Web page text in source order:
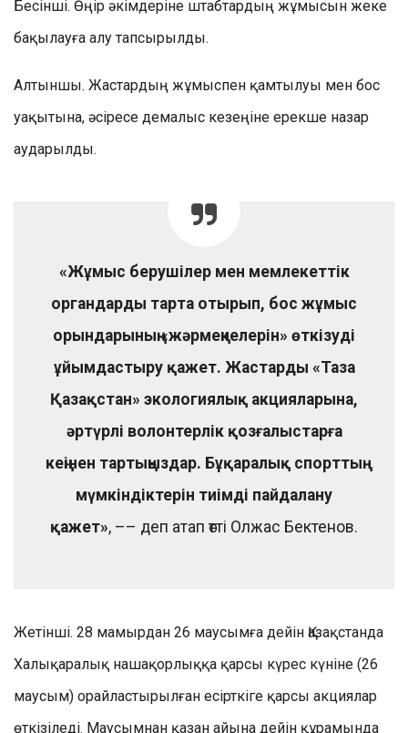
Бесінші. Өңір әкімдеріне штабтардың жұмысын жеке
бақылауға алу тапсырылды.
Алтыншы. Жастардың жұмыспен қамтылуы мен бос
уақытына, әсіресе демалыс кезеңіне ерекше назар
аударылды.
«Жұмыс берушілер мен мемлекеттік
органдарды тарта отырып, бос жұмыс
орындарының «жәрмеңкелерін» өткізуді
ұйымдастыру қажет. Жастарды «Таза
Қазақстан» экологиялық акцияларына,
әртүрлі волонтерлік қозғалыстарға
кеңінен тартыңыздар. Бұқаралық спорттың
мүмкіндіктерін тиімді пайдалану
қажет», –– деп атап өтті Олжас Бектенов.
Жетінші. 28 мамырдан 26 маусымға дейін Қазақстанда
Халықаралық нашақорлыққа қарсы күрес күніне (26
маусым) орайластырылған есірткіге қарсы акциялар
өткізіледі. Маусымнан қазан айына дейін құрамында